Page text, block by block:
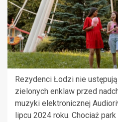
Rezydenci Łodzi nie
zielonych enklaw przed
muzyki elektronicznej
lipcu 2024 roku. Chociaż